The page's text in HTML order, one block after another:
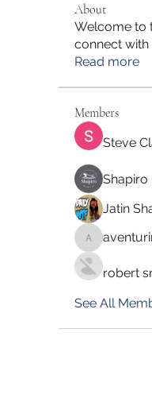
About
Welcome to
connect
Read more
Members
Steve
Shapiro
Jatin
aventurinele
robert
See All